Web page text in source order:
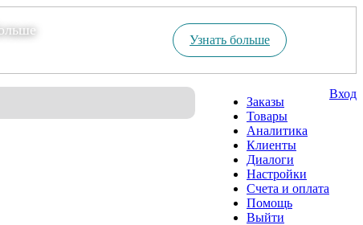
Узнать больше
Заказы
Товары
Аналитика
Клиенты
Диалоги
Настройки
Счета и оплата
Помощь
Выйти
Вход